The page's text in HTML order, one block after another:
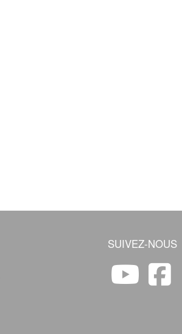
SUIVEZ-NOUS